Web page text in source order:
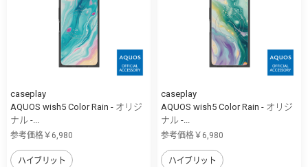
caseplay
AQUOS wish5 Color Rain - オリジ
ナル -...
参考価格￥6,980
ハイブリット
caseplay
AQUOS wish5 Color Rain - オリジ
ナル -...
参考価格￥6,980
ハイブリット